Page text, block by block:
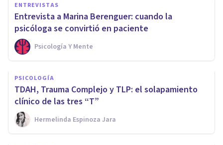
ENTREVISTAS
Entrevista a Marina Berenguer: cuando la
psicóloga se convirtió en paciente
Psicología Y Mente
PSICOLOGÍA
TDAH, Trauma Complejo y TLP: el solapamiento
clínico de las tres “T”
Hermelinda Espinoza Jara